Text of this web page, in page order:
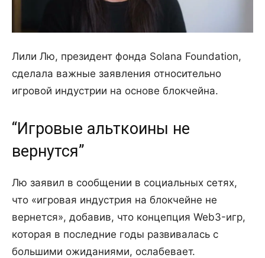
Лили Лю, президент фонда Solana Foundation,
сделала важные заявления относительно
игровой индустрии на основе блокчейна.
“Игровые альткоины не
вернутся”
Лю заявил в сообщении в социальных сетях,
что «игровая индустрия на блокчейне не
вернется», добавив, что концепция Web3-игр,
которая в последние годы развивалась с
большими ожиданиями, ослабевает.